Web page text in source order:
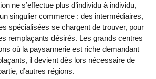
ne s’effectue plus d’individu à individu,
singulier commerce : des intermédiaires,
spécialisées se chargent de trouver, pour
remplaçants désirés. Les grands centres
où la paysannerie est riche demandant
il devient dès lors nécessaire de
d’autres régions.